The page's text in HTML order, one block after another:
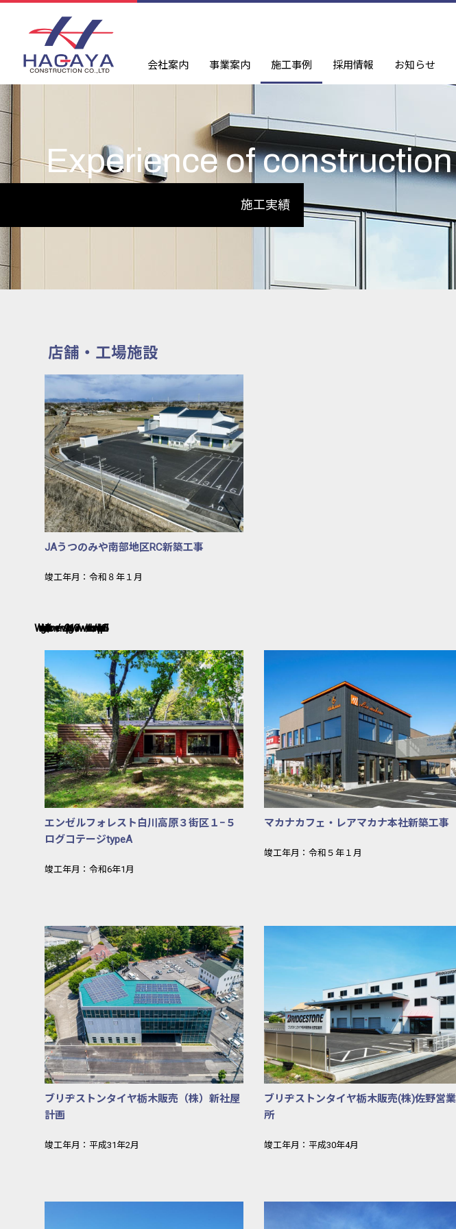
会社案内 事業案内 施工事例 採用情報 お知らせ
Experience of construction
施工実績
店舗・工場施設
JAうつのみや南部地区RC新築工事
竣工年月：令和８年１月
Warning: Undefined variable $c in/usr/home/mw2prhg1w3/www/htdocs/works.php151
エンゼルフォレスト白川高原３街区１−５ログ
エンゼルフォレスト白川高原３街区１−５
ログコテージtypeA
竣工年月：令和6年1月
マカナカフェ・レアマカナ本社新築工事
竣工年月：令和５年１月
ブリヂストンタイヤ栃木販売（株）新社屋
計画
竣工年月：平成31年2月
ブリヂストンタイヤ栃木販売(株)佐野営業
所
竣工年月：平成30年4月